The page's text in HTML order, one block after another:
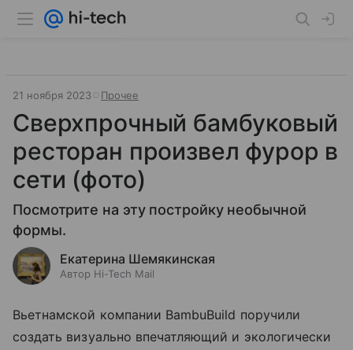
21 ноября 2023 Прочее
Сверхпрочный бамбуковый
ресторан произвел фурор в
сети (фото)
Посмотрите на эту постройку необычной
формы.
Екатерина Шемякинская
Автор Hi-Tech Mail
Вьетнамской компании BambuBuild поручили
создать визуально впечатляющий и экологически